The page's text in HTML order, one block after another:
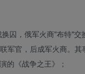
囚，俄军火商"布特"交
军官，后成军火商。其
的《战争之王》；